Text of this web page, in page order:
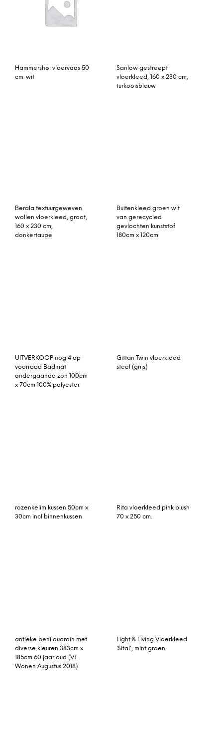
Hammershøi vloervaas 50
cm. wit
Sanlow gestreept
vloerkleed, 160 x 230 cm,
turkooisblauw
Berala textuurgeweven
wollen vloerkleed, groot,
160 x 230 cm,
donkertaupe
Buitenkleed groen wit
van gerecycled
gevlochten kunststof
180cm x 120cm
UITVERKOOP nog 4 op
voorraad Badmat
ondergaande zon 100cm
x 70cm 100% polyester
Gittan Twin vloerkleed
steel (grijs)
rozenkelim kussen 50cm x
30cm incl binnenkussen
Rita vloerkleed pink blush
70 x 250 cm.
antieke beni ouarain met
diverse kleuren 383cm x
185cm 60 jaar oud (VT
Wonen Augustus 2018)
Light & Living Vloerkleed
‘Sital’, mint groen